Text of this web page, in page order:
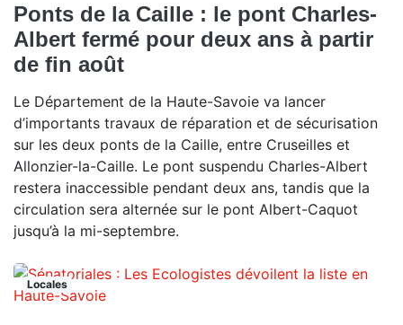
Ponts de la Caille : le pont Charles-
Albert fermé pour deux ans à partir
de fin août
Le Département de la Haute-Savoie va lancer
d’importants travaux de réparation et de sécurisation
sur les deux ponts de la Caille, entre Cruseilles et
Allonzier-la-Caille. Le pont suspendu Charles-Albert
restera inaccessible pendant deux ans, tandis que la
circulation sera alternée sur le pont Albert-Caquot
jusqu’à la mi-septembre.
Locales